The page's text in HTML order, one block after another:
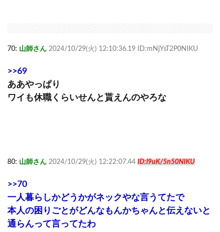
70: 山師さん 2024/10/29(火) 12:10:36.19 ID:mNjYsT2P0NIKU
>>69
ああやっぱり
ワイも休職くらいせんと貰えんのやろな
80: 山師さん 2024/10/29(火) 12:22:07.44 ID:l9uK/5n50NIKU
>>70
一人暮らしかどうかがネックやな言うてたで
本人の困りごとがどんなもんかちゃんと伝えないと
通らんって言ってたわ